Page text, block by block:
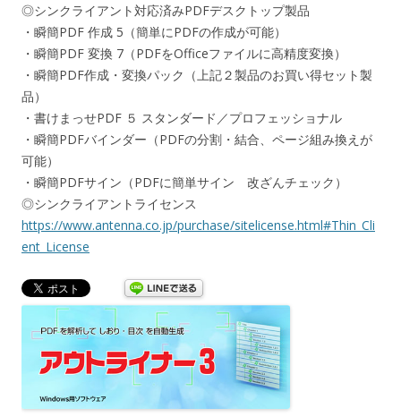
◎シンクライアント対応済みPDFデスクトップ製品
・瞬簡PDF 作成 5（簡単にPDFの作成が可能）
・瞬簡PDF 変換 7（PDFをOfficeファイルに高精度変換）
・瞬簡PDF作成・変換パック（上記２製品のお買い得セット製
品）
・書けまっせPDF ５ スタンダード／プロフェッショナル
・瞬簡PDFバインダー（PDFの分割・結合、ページ組み換えが
可能）
・瞬簡PDFサイン（PDFに簡単サイン 改ざんチェック）
◎シンクライアントライセンス
https://www.antenna.co.jp/purchase/sitelicense.html#Thin_Cli
ent_License